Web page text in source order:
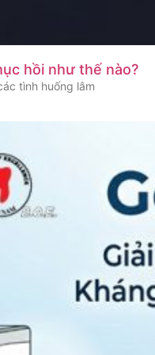
hồi như thế nào?
tình huống lâm